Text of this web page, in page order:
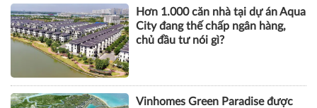
Hơn 1.000 căn nhà tại dự án Aqua
City đang thế chấp ngân hàng,
chủ đầu tư nói gì?
Vinhomes Green Paradise được